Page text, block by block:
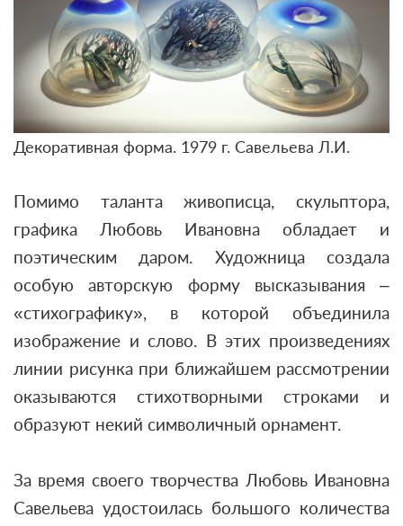
Декоративная форма. 1979 г. Савельева Л.И.
Помимо таланта живописца, скульптора,
графика Любовь Ивановна обладает и
поэтическим даром. Художница создала
особую авторскую форму высказывания –
«стихографику», в которой объединила
изображение и слово. В этих произведениях
линии рисунка при ближайшем рассмотрении
оказываются стихотворными строками и
образуют некий символичный орнамент.
За время своего творчества Любовь Ивановна
Савельева удостоилась большого количества